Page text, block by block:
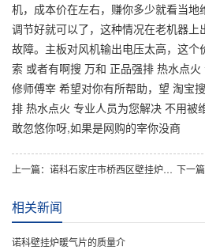
机，成本价在左右，赚你多少就看当地
调节好就可以了，这种情况在老机器上
故障。主板对风机输出电压太高，这个
索 或者有啊搜 万和 正品强排 热水点
修师傅宰 希望对你有所帮助，望 淘宝
排 热水点火 专业人员为您解决 不用被
敢忽悠你呀,如果是网购的宰你没商
上一篇：诺科石家庄市桥西区壁挂炉维修：锅炉声音很大(博世锅炉声音很大)
相关新闻
诺科壁挂炉暖气片的质量介